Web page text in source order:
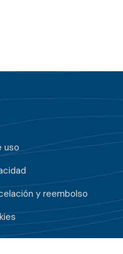
uso
y reembolso